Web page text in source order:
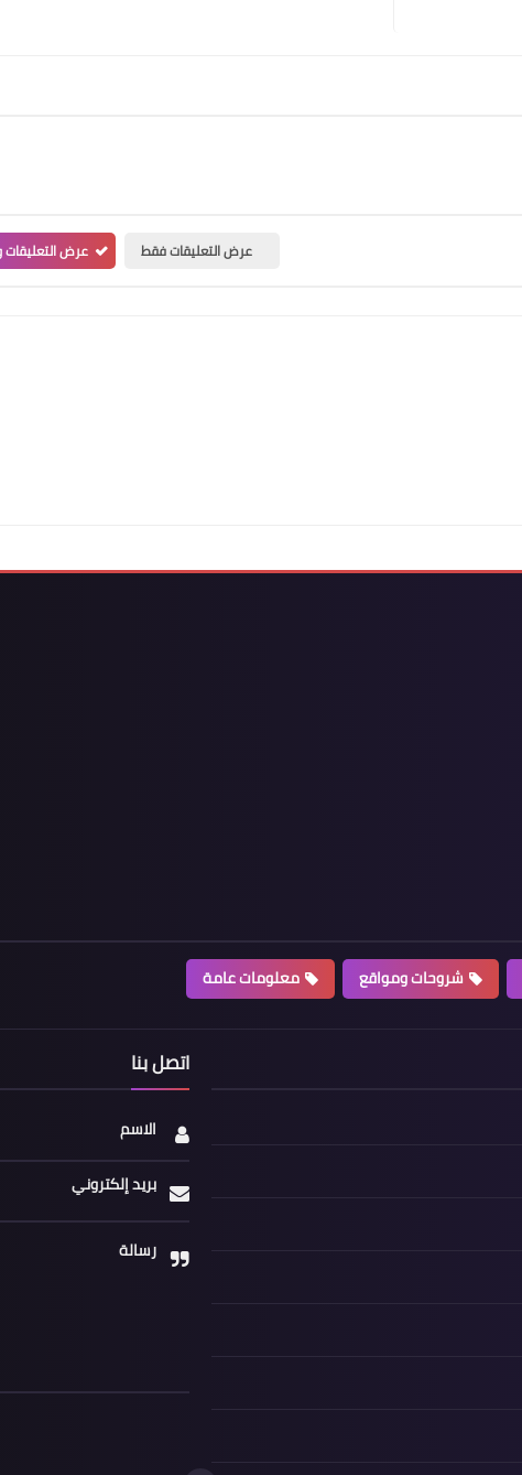
عرض التعليقات فقط عرض التعليقات
شروحات ومواقع معلومات عامة
اتصل بنا
الاسم
بريد إلكتروني
رسالة